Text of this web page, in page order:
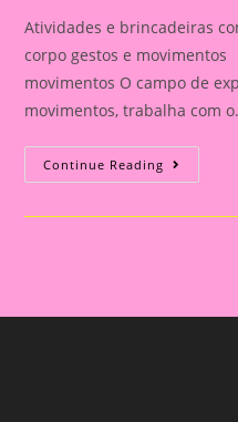
Atividades e brincadeiras
corpo gestos e movimentos
movimentos O campo de
movimentos, trabalha com
Continue Reading
E
Com